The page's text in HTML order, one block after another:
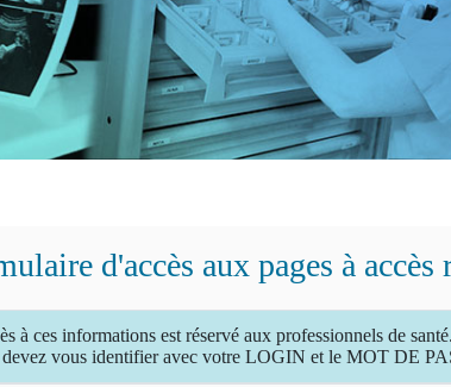
d'accès aux pages à accès
à ces informations est réservé aux professionnels de santé.
vous identifier avec votre LOGIN et le MOT DE